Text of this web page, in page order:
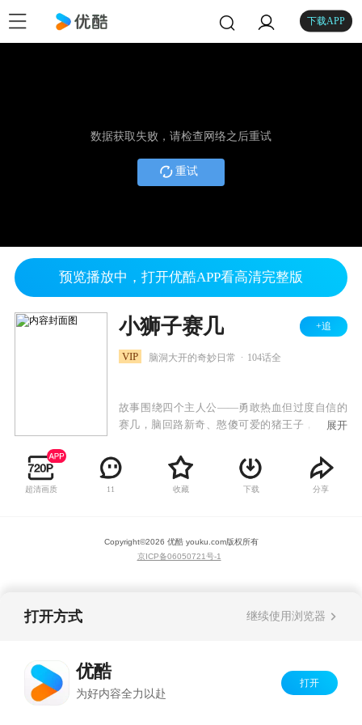
下载APP
数据获取失败，请检查网络之后重试
重试
预览播放中，打开优酷APP看高清完整版
小狮子赛几 +追
VIP 脑洞大开的奇妙日常 104话全
故事围绕四个主人公——勇敢热血但过度自信的
赛几，脑回路新奇、憨傻可爱的猪王子，生气时
一起经历奇妙的趣事，一起喜怒哀乐，一起成
长。
展开
超清画质 11 收藏 下载 分享
Copyright©2026 优酷 youku.com版权所有
京ICP备06050721号-1
打开方式 继续使用浏览器
优酷
为好内容全力以赴
打开